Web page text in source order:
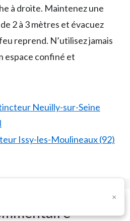
à droite. Maintenez une
2 à 3 mètres et évacuez
reprend. N’utilisez jamais
espace confiné et
Neuilly-sur-Seine
Issy-les-Moulineaux (92)
ci
×